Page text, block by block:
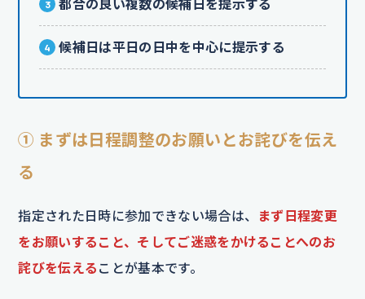
都合の良い複数の候補日を提示する
候補日は平日の日中を中心に提示する
① まずは日程調整のお願いとお詫びを伝え
る
指定された日時に参加できない場合は、
まず日程変更
をお願いすること、そしてご迷惑をかけることへのお
詫びを伝える ことが基本です。